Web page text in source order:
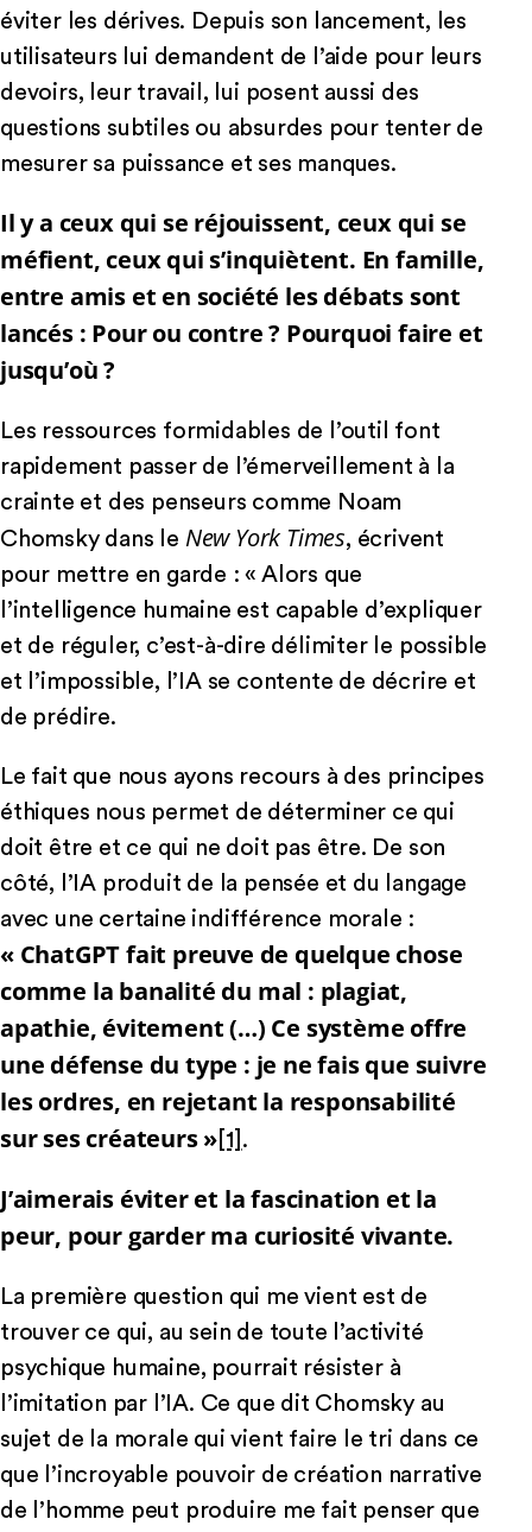
éviter les dérives. Depuis son lancement, les
utilisateurs lui demandent de l’aide pour leurs
devoirs, leur travail, lui posent aussi des
questions subtiles ou absurdes pour tenter de
mesurer sa puissance et ses manques.
Il y a ceux qui se réjouissent, ceux qui se
méfient, ceux qui s’inquiètent. En famille,
entre amis et en société les débats sont
lancés : Pour ou contre ? Pourquoi faire et
jusqu’où ?
Les ressources formidables de l’outil font
rapidement passer de l’émerveillement à la
crainte et des penseurs comme Noam
Chomsky dans le New York Times, écrivent
pour mettre en garde : « Alors que
l’intelligence humaine est capable d’expliquer
et de réguler, c’est-à-dire délimiter le possible
et l’impossible, l’IA se contente de décrire et
de prédire.
Le fait que nous ayons recours à des principes
éthiques nous permet de déterminer ce qui
doit être et ce qui ne doit pas être. De son
côté, l’IA produit de la pensée et du langage
avec une certaine indifférence morale :
« ChatGPT fait preuve de quelque chose
comme la banalité du mal : plagiat,
apathie, évitement (…) Ce système offre
une défense du type : je ne fais que suivre
les ordres, en rejetant la responsabilité
sur ses créateurs » [1] .
J’aimerais éviter et la fascination et la
peur, pour garder ma curiosité vivante.
La première question qui me vient est de
trouver ce qui, au sein de toute l’activité
psychique humaine, pourrait résister à
l’imitation par l’IA. Ce que dit Chomsky au
sujet de la morale qui vient faire le tri dans ce
que l’incroyable pouvoir de création narrative
de l’homme peut produire me fait penser que